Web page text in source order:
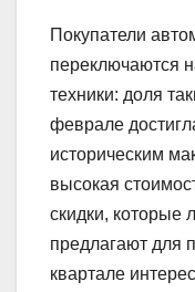
Покупатели
переключаются
техники: доля
феврале
историческим
высокая
скидки, которые
предлагают для
квартале